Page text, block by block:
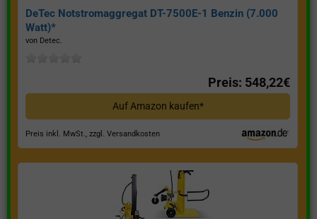
DeTec Notstromaggregat DT-7500E-1 Benzin (7.000
Watt)*
von Detec.
Preis: 548,22€
Auf Amazon kaufen*
Preis inkl. MwSt., zzgl. Versandkosten